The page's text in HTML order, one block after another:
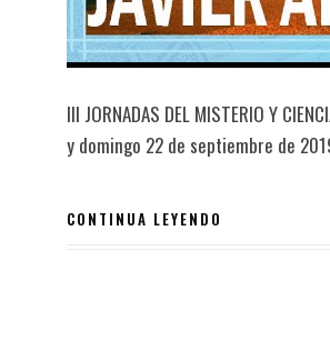
III JORNADAS DEL MISTERIO Y
y domingo 22 de septiembre de
CONTINUA LEYENDO